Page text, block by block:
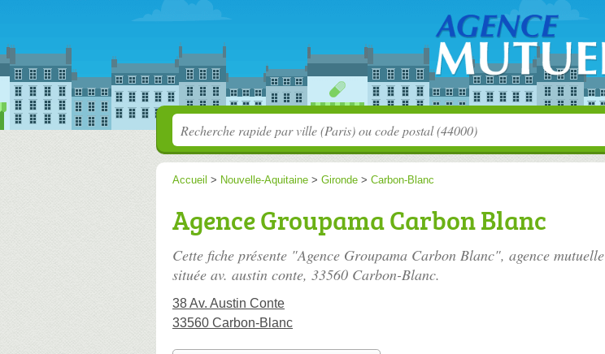
Accueil > Nouvelle-Aquitaine > Gironde > Carbon-Blanc
Agence Groupama Carbon Blanc
Cette fiche présente "Agence Groupama Carbon Blanc", agence mutuelle
située av. austin conte, 33560 Carbon-Blanc.
38 Av. Austin Conte
33560 Carbon-Blanc